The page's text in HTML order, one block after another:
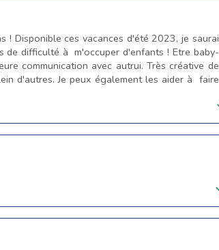
Disponible ces vacances d'été 2023, je saurai
de difficulté à m'occuper d'enfants ! Etre baby-
communication avec autrui. Très créative de
d'autres. Je peux également les aider à faire